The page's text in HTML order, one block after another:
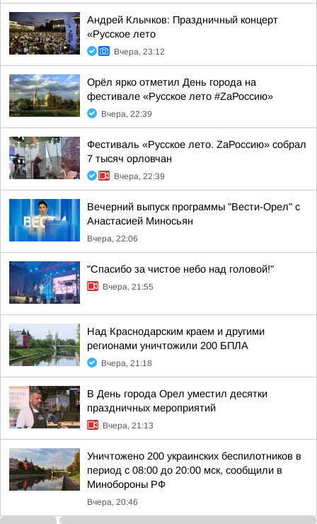
Андрей Клычков: Праздничный концерт
«Русское лето
Вчера, 23:12
Орёл ярко отметил День города на
фестивале «Русское лето #ZaРоссию»
Вчера, 22:39
Фестиваль «Русское лето. ZаРоссию» собрал
7 тысяч орловчан
Вчера, 22:39
Вечерний выпуск программы "Вести-Орел" с
Анастасией Миносьян
Вчера, 22:06
"Спасибо за чистое небо над головой!"
Вчера, 21:55
Над Краснодарским краем и другими
регионами уничтожили 200 БПЛА
Вчера, 21:18
В День города Орел уместил десятки
праздничных мероприятий
Вчера, 21:13
Уничтожено 200 украинских беспилотников в
период с 08:00 до 20:00 мск, сообщили в
Минобороны РФ
Вчера, 20:46